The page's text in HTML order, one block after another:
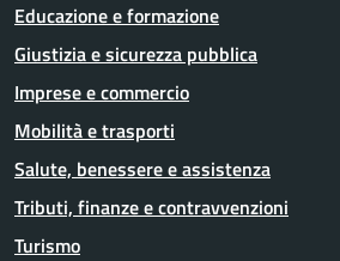
Educazione e formazione
Giustizia e sicurezza pubblica
Imprese e commercio
Mobilità e trasporti
Salute, benessere e assistenza
Tributi, finanze e contravvenzioni
Turismo